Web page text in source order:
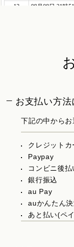
お支払い方法
下記の中からお
クレジットカ
Paypay
コンビニ後払
銀行振込
au Pay
auかんたん
あと払い(ペ